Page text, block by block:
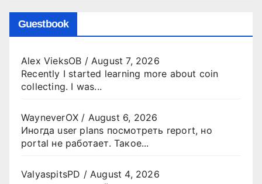
Guestbook
Alex VieksOB / August 7, 2026
Recently I started learning more about coin
collecting. I was...
WayneverOX / August 6, 2026
Иногда user plans посмотреть report, но
portal не работает. Такое...
ValyaspitsPD / August 4, 2026